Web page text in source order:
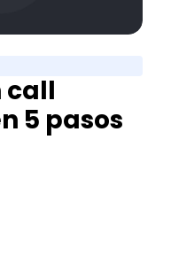
call
5 pasos